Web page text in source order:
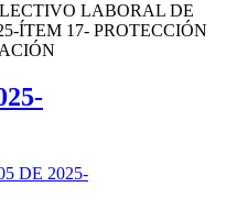
LABORAL DE
ÍTEM 17- PROTECCIÓN
DE 2025-